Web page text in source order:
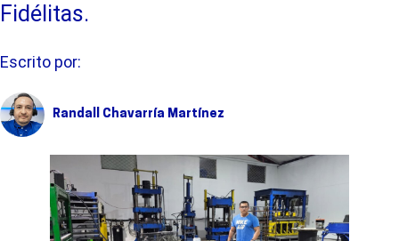
Fidélitas.
Escrito por:
Randall Chavarría Martínez